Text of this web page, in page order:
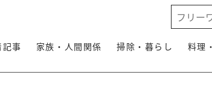
事 家族・人間関係 掃除・暮らし 料理